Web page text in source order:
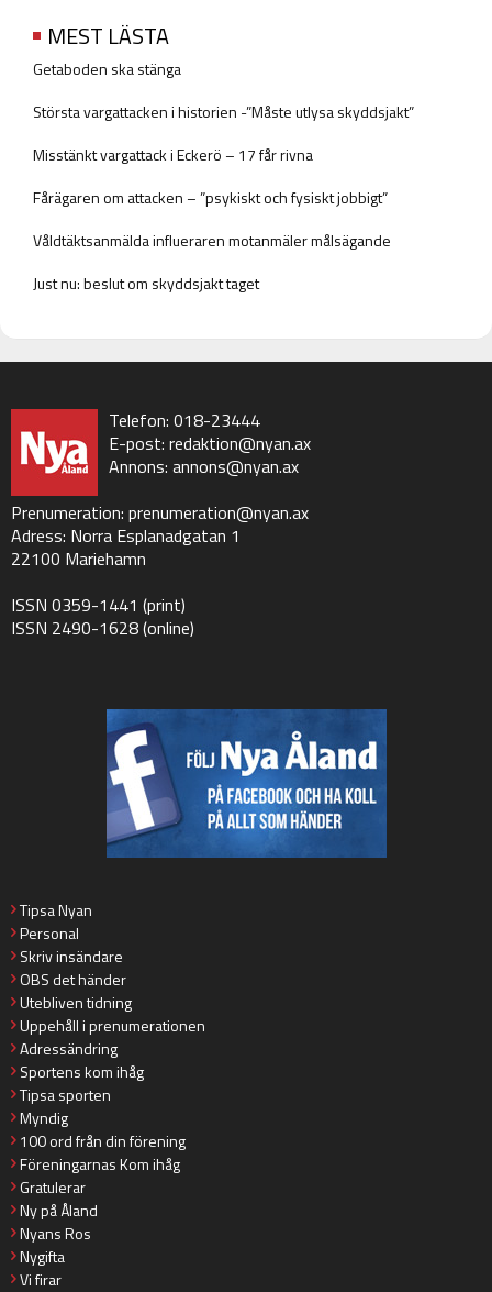
MEST LÄSTA
Getaboden ska stänga
Största vargattacken i historien -”Måste utlysa skyddsjakt”
Misstänkt vargattack i Eckerö – 17 får rivna
Fårägaren om attacken – ”psykiskt och fysiskt jobbigt”
Våldtäktsanmälda influeraren motanmäler målsägande
Just nu: beslut om skyddsjakt taget
Telefon: 018-23444
E-post: redaktion@nyan.ax
Annons: annons@nyan.ax
Prenumeration: prenumeration@nyan.ax
Adress: Norra Esplanadgatan 1
22100 Mariehamn
ISSN 0359-1441 (print)
ISSN 2490-1628 (online)
Tipsa Nyan
Personal
Skriv insändare
OBS det händer
Utebliven tidning
Uppehåll i prenumerationen
Adressändring
Sportens kom ihåg
Tipsa sporten
Myndig
100 ord från din förening
Föreningarnas Kom ihåg
Gratulerar
Ny på Åland
Nyans Ros
Nygifta
Vi firar